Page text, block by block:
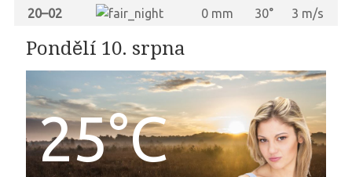
20–02
0 mm 30° 3 m/s
Pondělí 10. srpna
25°C